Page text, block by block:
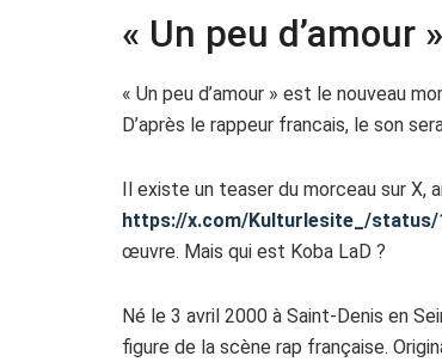
« Un peu d’amour
« Un peu d’amour » est le nouveau
D’après le rappeur francais, le son
Il existe un teaser du morceau sur X,
https://x.com/Kulturlesite_/status/
œuvre. Mais qui est Koba LaD ?
Né le 3 avril 2000 à Saint-Denis en
figure de la scène rap française.